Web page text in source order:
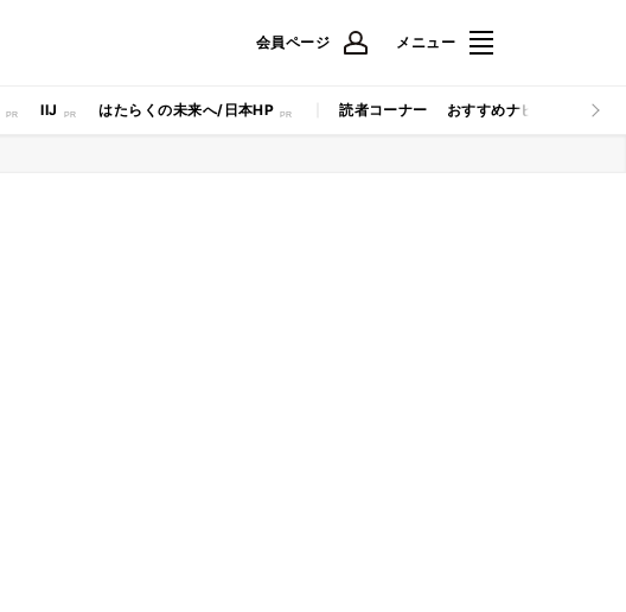
会員ページ メニュー
IIJ はたらくの未来へ/日本HP 読者コーナー おすすめナビ マイナビ